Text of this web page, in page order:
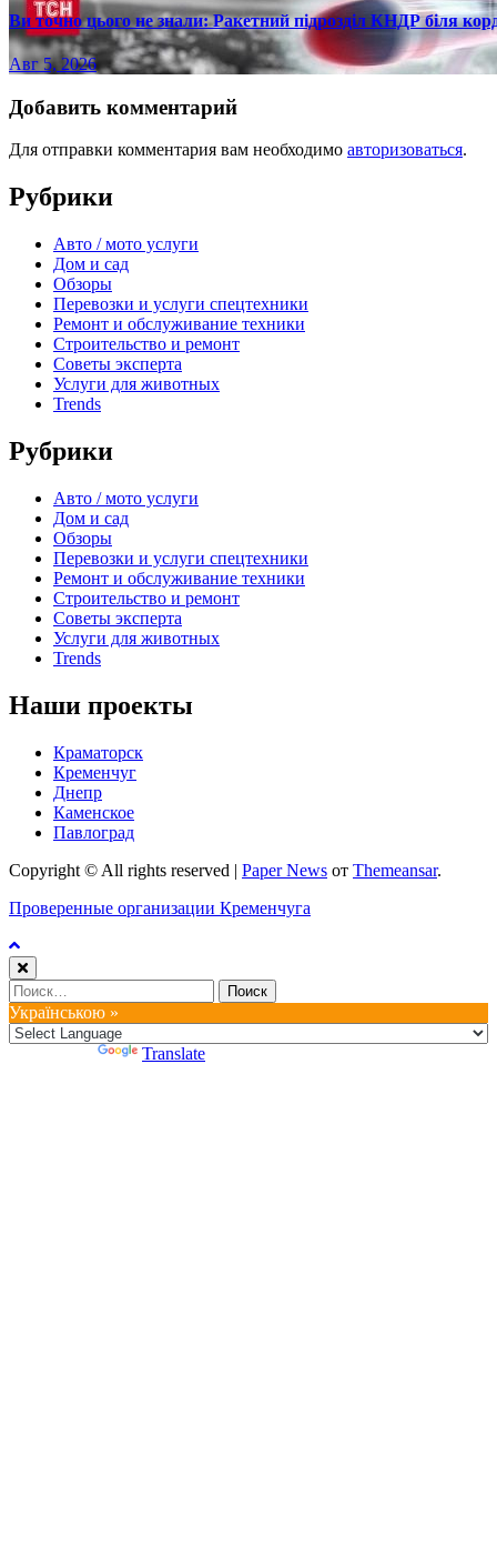
Ви точно цього не знали: Ракетний підрозділ КНДР біля
Авг 5, 2026
Добавить комментарий
Для отправки комментария вам необходимо авторизоваться.
Рубрики
Авто / мото услуги
Дом и сад
Обзоры
Перевозки и услуги спецтехники
Ремонт и обслуживание техники
Строительство и ремонт
Советы эксперта
Услуги для животных
Trends
Рубрики
Авто / мото услуги
Дом и сад
Обзоры
Перевозки и услуги спецтехники
Ремонт и обслуживание техники
Строительство и ремонт
Советы эксперта
Услуги для животных
Trends
Наши проекты
Краматорск
Кременчуг
Днепр
Каменское
Павлоград
Copyright © All rights reserved | Paper News от Themeansar.
Проверенные организации Кременчуга
Найти:
Українською »
Translate